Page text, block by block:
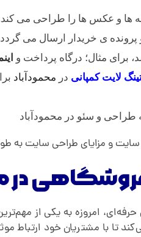
ها و عکس ها را طراحی می
پرونده ی خریدار ارسال می
برای مثال؛ درگاه پرداخت و
لایت کمپانی در محمودآباد
و سئو در محمودآباد
سایت و مزایای طراحی سایت به
در
امروزه به یکی از
تا با مشتریان خود ارتباط